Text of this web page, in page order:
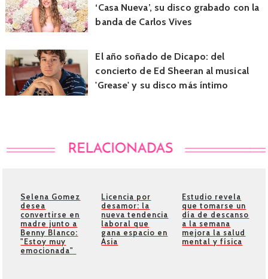
‘Casa Nueva’, su disco grabado con la
banda de Carlos Vives
El año soñado de Dicapo: del
concierto de Ed Sheeran al musical
'Grease' y su disco más íntimo
Selena Gomez
desea
convertirse en
madre junto a
Benny Blanco:
"Estoy muy
emocionada" ​​​​​
Licencia por
desamor: la
nueva tendencia
laboral que
gana espacio en
Asia
Estudio revela
que tomarse un
día de descanso
a la semana
mejora la salud
mental y física